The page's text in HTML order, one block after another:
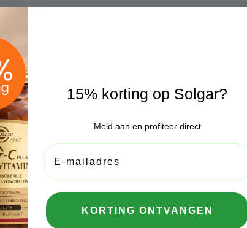
15% korting op Solgar?
Meld aan en profiteer direct
Email
KORTING ONTVANGEN